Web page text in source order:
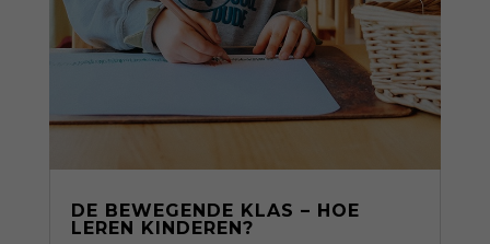
DE BEWEGENDE KLAS – HOE
LEREN KINDEREN?